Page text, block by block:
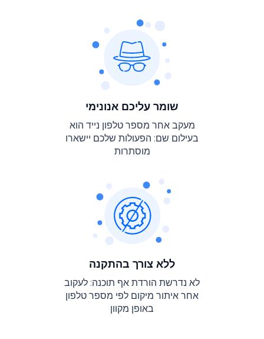
שומר עליכם אנונימי
מעקב אחר מספר טלפון נייד הוא
בעילום שם: הפעולות שלכם יישארו
מוסתרות
ללא צורך בהתקנה
לא נדרשת הורדת אף תוכנה: לעקוב
אחר איתור מיקום לפי מספר טלפון
באופן מקוון